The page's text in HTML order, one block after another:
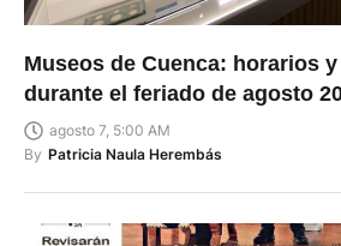
Museos de Cuenca: horarios
durante el feriado de agosto
agosto 7, 5:00 AM
By Patricia Naula Herembás